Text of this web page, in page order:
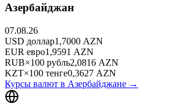
Азербайджан
07.08.26
USD доллар1,7000 AZN
EUR евро1,9591 AZN
RUB×100 рубль2,0816 AZN
KZT×100 тенге0,3627 AZN
Курсы валют в Азербайджане →